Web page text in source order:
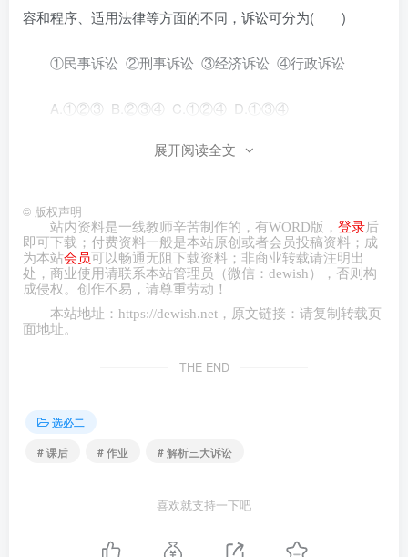
容和程序、适用法律等方面的不同，诉讼可分为( )
①民事诉讼 ②刑事诉讼 ③经济诉讼 ④行政诉讼
A.①②③ B.②③④ C.①②④ D.①③④
8.比较刑事诉讼、民事诉讼和行政诉讼三种形式( )
③诉讼目的各不相同 ④法律基础各不相同
A.①②③ B.①②④ C.①③④ D.②③④
9.下列诉讼案件属于民事诉讼的是( )
B.因对具有国家机关和组织及其工作人员的行政行为不
展开阅读全文
© 版权声明
站内资料是一线教师辛苦制作的，有WORD版， 登录后
即可下载；付费资料一般是本站原创或者会员投稿资料；成
为本站会员可以畅通无阻下载资料；非商业转载请注明出
处，商业使用请联系本站管理员（微信： dewish ），否则构
成侵权。创作不易，请尊重劳动！
本站地址： https://dewish.net ，原文链接：请复制转载页
面地址。
THE END
选必二
# 课后
# 作业 # 解析三大诉讼
喜欢就支持一下吧